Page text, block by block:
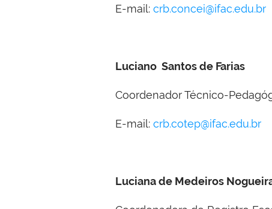
E-mail: crb.concei@ifac.edu.br
Luciano Santos de Farias
Coordenador Técnico-
E-mail: crb.cotep@ifac.edu.br
Luciana de Medeiros